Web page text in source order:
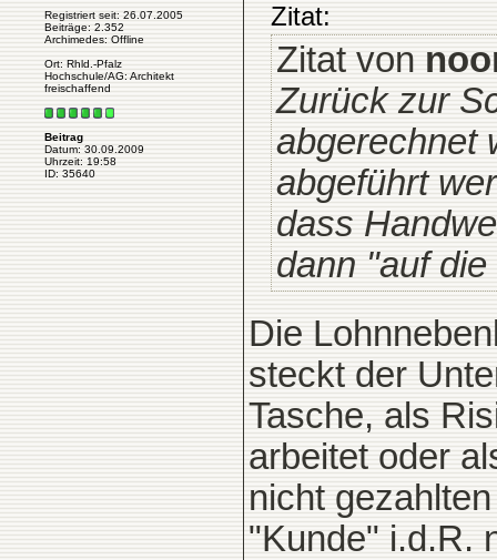
Registriert seit: 26.07.2005
Beiträge: 2.352
Archimedes: Offline
Ort: Rhld.-Pfalz
Hochschule/AG: Architekt
freischaffend
Beitrag
Datum: 30.09.2009
Uhrzeit: 19:58
ID: 35640
Zitat:
Zitat von
Zurück zur
abgerechnet
abgeführt
dass
dann "auf
Die
steckt der
Tasche, als
arbeitet oder
nicht
"Kunde" i.d.R.